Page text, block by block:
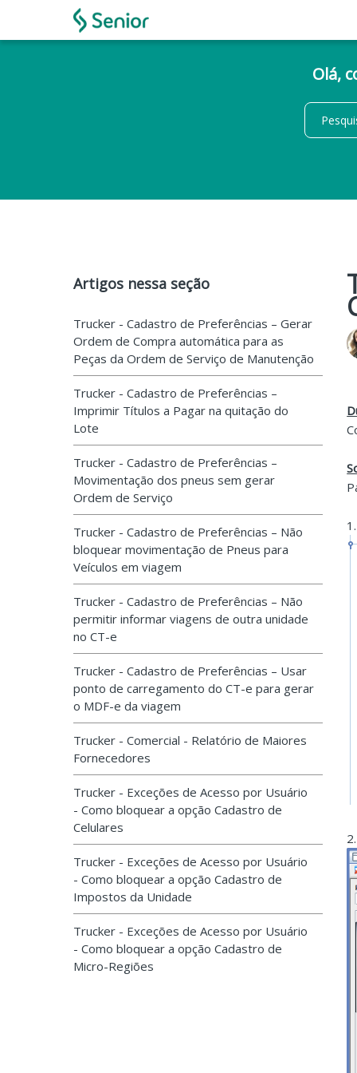
Olá,
Artigos nessa seção
Trucker - Cadastro de Preferências – Gerar
Ordem de Compra automática para as
Peças da Ordem de Serviço de Manutenção
Trucker - Cadastro de Preferências –
Imprimir Títulos a Pagar na quitação do
Lote
Trucker - Cadastro de Preferências –
Movimentação dos pneus sem gerar
Ordem de Serviço
Trucker - Cadastro de Preferências – Não
bloquear movimentação de Pneus para
Veículos em viagem
Trucker - Cadastro de Preferências – Não
permitir informar viagens de outra unidade
no CT-e
Trucker - Cadastro de Preferências – Usar
ponto de carregamento do CT-e para gerar
o MDF-e da viagem
Trucker - Comercial - Relatório de Maiores
Fornecedores
Trucker - Exceções de Acesso por Usuário
- Como bloquear a opção Cadastro de
Celulares
Trucker - Exceções de Acesso por Usuário
- Como bloquear a opção Cadastro de
Impostos da Unidade
Trucker - Exceções de Acesso por Usuário
- Como bloquear a opção Cadastro de
Micro-Regiões